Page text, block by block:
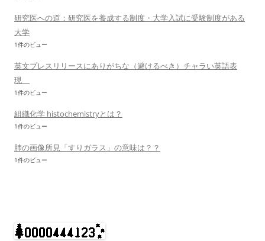
研究医への道：研究医を養成する制度・大学入試に受験制度がある
大学
1件のビュー
英文プレスリリースにありがちな（避けるべき）チャラい英語表
現
1件のビュー
組織化学 histochemistryとは？
1件のビュー
肺の画像所見「すりガラス」の意味は？？
1件のビュー